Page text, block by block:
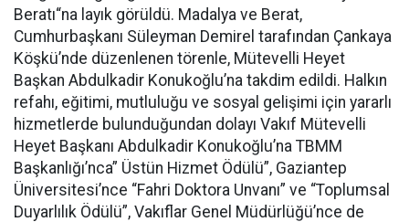
Beratı“na layık görüldü. Madalya ve Berat,
Cumhurbaşkanı Süleyman Demirel tarafından Çankaya
Köşkü’nde düzenlenen törenle, Mütevelli Heyet
Başkan Abdulkadir Konukoğlu’na takdim edildi. Halkın
refahı, eğitimi, mutluluğu ve sosyal gelişimi için yararlı
hizmetlerde bulunduğundan dolayı Vakıf Mütevelli
Heyet Başkanı Abdulkadir Konukoğlu’na TBMM
Başkanlığı’nca” Üstün Hizmet Ödülü”, Gaziantep
Üniversitesi’nce “Fahri Doktora Unvanı” ve “Toplumsal
Duyarlılık Ödülü”, Vakıflar Genel Müdürlüğü’nce de